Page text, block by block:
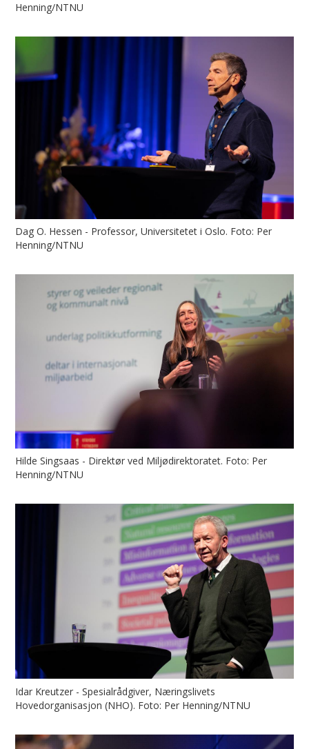
Henning/NTNU
Dag O. Hessen - Professor, Universitetet i Oslo. Foto: Per
Henning/NTNU
Hilde Singsaas - Direktør ved Miljødirektoratet. Foto: Per
Henning/NTNU
Idar Kreutzer - Spesialrådgiver, Næringslivets
Hovedorganisasjon (NHO). Foto: Per Henning/NTNU